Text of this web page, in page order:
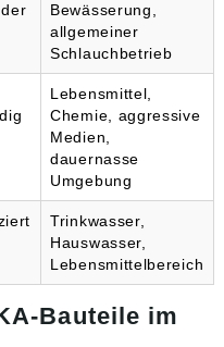
Bewässerung,
allgemeiner
Schlauchbetrieb
Lebensmittel,
Chemie, aggressive
Medien,
dauernasse
Umgebung
Trinkwasser,
Hauswasser,
Lebensmittelbereich
Bauteile im